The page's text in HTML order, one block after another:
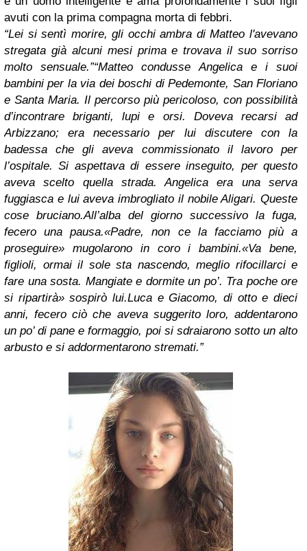
avuti con la prima compagna morta di febbri.
“Lei si sentì morire, gli occhi ambra di Matteo l'avevano
stregata già alcuni mesi prima e trovava il suo sorriso
molto sensuale.”“Matteo condusse Angelica e i suoi
bambini per la via dei boschi di Pedemonte, San Floriano
e Santa Maria. Il percorso più pericoloso, con possibilità
d’incontrare briganti, lupi e orsi. Doveva recarsi ad
Arbizzano; era necessario per lui discutere con la
badessa che gli aveva commissionato il lavoro per
l’ospitale. Si aspettava di essere inseguito, per questo
aveva scelto quella strada. Angelica era una serva
fuggiasca e lui aveva imbrogliato il nobile Aligari. Queste
cose bruciano.All’alba del giorno successivo la fuga,
fecero una pausa.«Padre, non ce la facciamo più a
proseguire» mugolarono in coro i bambini.«Va bene,
figlioli, ormai il sole sta nascendo, meglio rifocillarci e
fare una sosta. Mangiate e dormite un po’. Tra poche ore
si ripartirà» sospirò lui.Luca e Giacomo, di otto e dieci
anni, fecero ciò che aveva suggerito loro, addentarono
un po’ di pane e formaggio, poi si sdraiarono sotto un alto
arbusto e si addormentarono stremati.”